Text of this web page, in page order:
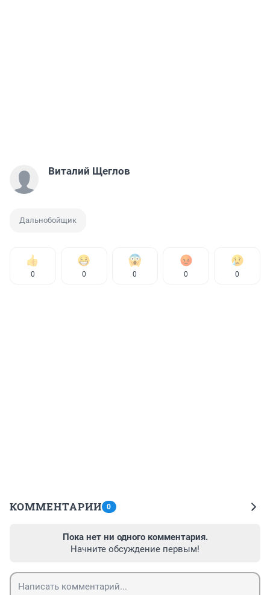
Виталий Щеглов
Дальнобойщик
0 0 0 0 0
КОММЕНТАРИИ 0
Пока нет ни одного комментария.
Начните обсуждение первым!